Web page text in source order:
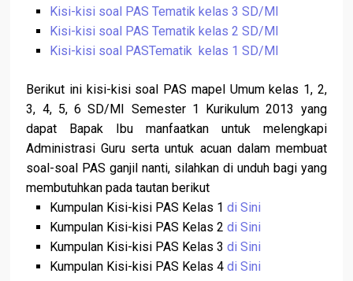
Kisi-kisi soal PAS Tematik kelas 3 SD/MI
Kisi-kisi soal PAS Tematik kelas 2 SD/MI
Kisi-kisi soal PASTematik kelas 1 SD/MI
Berikut ini kisi-kisi soal PAS mapel Umum kelas 1, 2,
3, 4, 5, 6 SD/MI Semester 1 Kurikulum 2013 yang
dapat Bapak Ibu manfaatkan untuk melengkapi
Administrasi Guru serta untuk acuan dalam membuat
soal-soal PAS ganjil nanti, silahkan di unduh bagi yang
membutuhkan pada tautan berikut
Kumpulan Kisi-kisi PAS Kelas 1 di Sini
Kumpulan Kisi-kisi PAS Kelas 2 di Sini
Kumpulan Kisi-kisi PAS Kelas 3 di Sini
Kumpulan Kisi-kisi PAS Kelas 4 di Sini